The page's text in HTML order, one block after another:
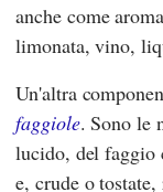
anche come
limonata, vino,
Un'altra
faggiole. Sono le
lucido, del faggio
e, crude o